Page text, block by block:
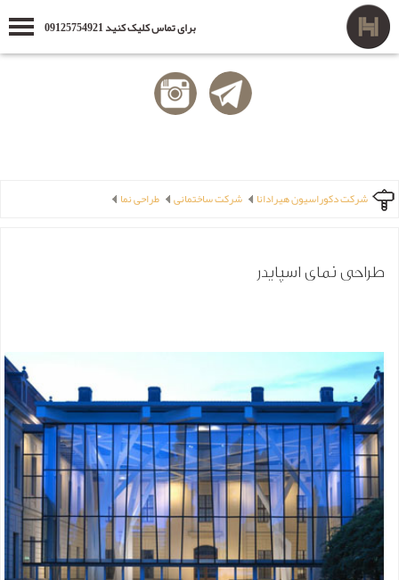
برای تماس کلیک کنید 09125754921
شرکت دکوراسیون هیرادانا شرکت ساختمانی طراحی نما
طراحی نمای اسپایدر